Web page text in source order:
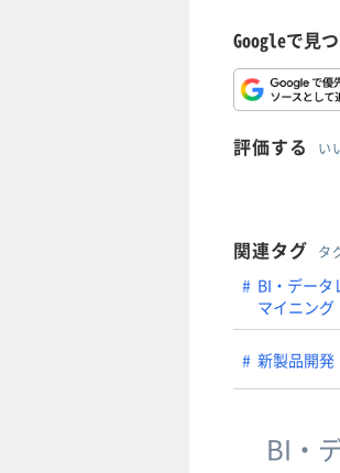
Googleで見
評価する
い
関連タグ タ
BI・データ
マイニング
新製品開発
BI・